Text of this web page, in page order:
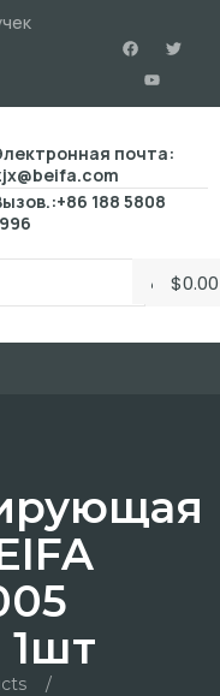
почта:
188 5808
$0.00
/